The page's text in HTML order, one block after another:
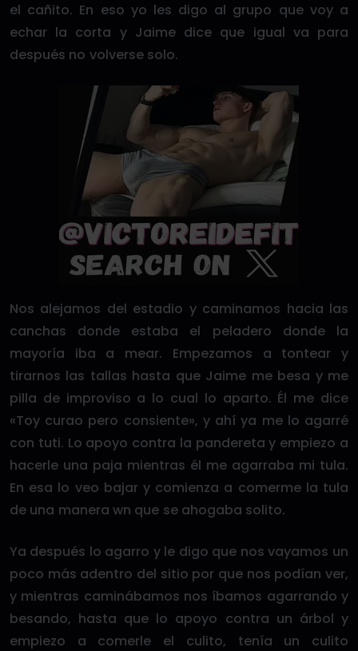
el cañito. En eso yo les digo al grupo que voy a
echar la corta y Jaime dice que igual va para
después no volverse solo.
Nos alejamos del estadio y caminamos hacia las
canchas donde estaba el peladero donde la
mayoría iba a mear. Empezamos a tontear y
tirarnos las tallas hasta que Jaime me besa y me
pilla de improviso a lo cual lo aparto. Él me dice
«Toy curao pero consiente», y ahí ya me lo agarré
con tuti. Lo apoyo contra la pandereta y empiezo a
hacerle una paja mientras él me agarraba mi tula.
En esa lo veo bajar y comienza a comerme la tula
de una manera wn que se ahogaba solito.
Ya después lo agarro y le digo que nos vayamos un
poco más adentro del sitio por que nos podían ver,
y mientras caminábamos nos íbamos agarrando y
besando, hasta que lo apoyo contra un árbol y
empiezo a comerle el culito, tenía un culito